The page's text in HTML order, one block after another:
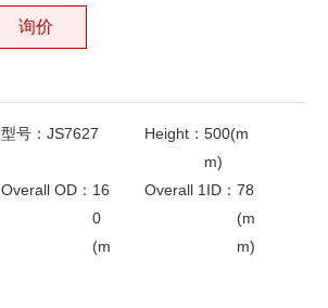
询价
型号： JS7627 Height：500(m
m)
Overall OD： 16
0
(m
Overall 1ID：78
(m
m)